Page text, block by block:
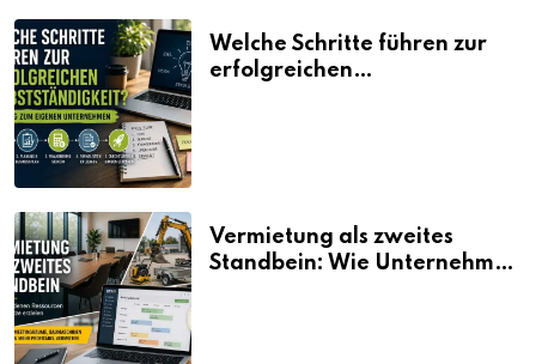
Welche Schritte führen zur
erfolgreichen
Vermietung als zweites
Standbein: Wie Unternehmen